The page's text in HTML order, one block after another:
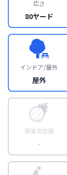
広さ
80ヤード
インドア/屋外
屋外
弾道測定器
-